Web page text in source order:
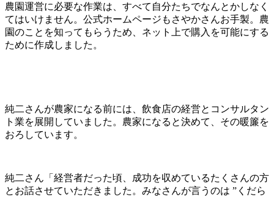
農園運営に必要な作業は、すべて自分たちでなんとかしなく
てはいけません。公式ホームページもさやかさんお手製。農
園のことを知ってもらうため、ネット上で購入を可能にする
ために作成しました。
純二さんが農家になる前には、飲食店の経営とコンサルタン
ト業を展開していました。農家になると決めて、その暖簾を
おろしています。
純二さん「経営者だった頃、成功を収めているたくさんの方
とお話させていただきました。みなさんが言うのは ”くだら